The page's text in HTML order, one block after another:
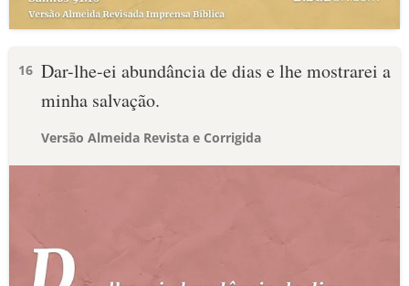
16 Dar-lhe-ei abundância de dias e lhe mostrarei a
minha salvação.
Versão Almeida Revista e Corrigida